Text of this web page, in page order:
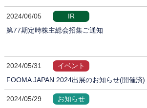
2024/06/05
IR
第77期定時株主総会招集ご通知
2024/05/31
イベント
FOOMA JAPAN 2024出展のお知らせ(開催済)
2024/05/29
お知らせ